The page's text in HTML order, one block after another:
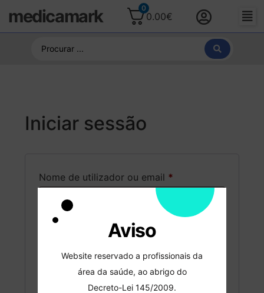
medicamark 0
0.00€
Iniciar sessão
Nome de utilizador ou email *
Senha
Manter sessão
Iniciar sessão
Aviso
Website reservado a profissionais da
área da saúde, ao abrigo do
Decreto-Lei 145/2009.